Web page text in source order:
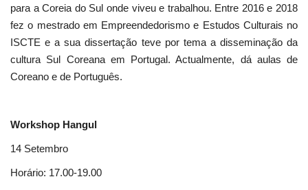
para a Coreia do Sul onde viveu e trabalhou. Entre 2016 e 2018
fez o mestrado em Empreendedorismo e Estudos Culturais no
ISCTE e a sua dissertação teve por tema a disseminação da
cultura Sul Coreana em Portugal. Actualmente, dá aulas de
Coreano e de Português.
Workshop Hangul
14 Setembro
Horário: 17.00-19.00